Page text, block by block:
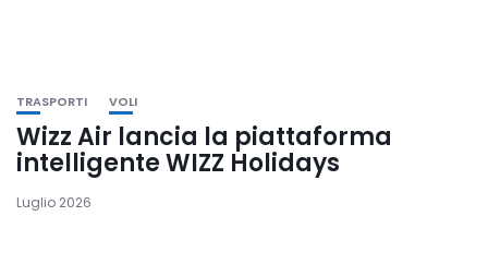
TRASPORTI VOLI
Wizz Air lancia la piattaforma
intelligente WIZZ Holidays
Luglio 2026